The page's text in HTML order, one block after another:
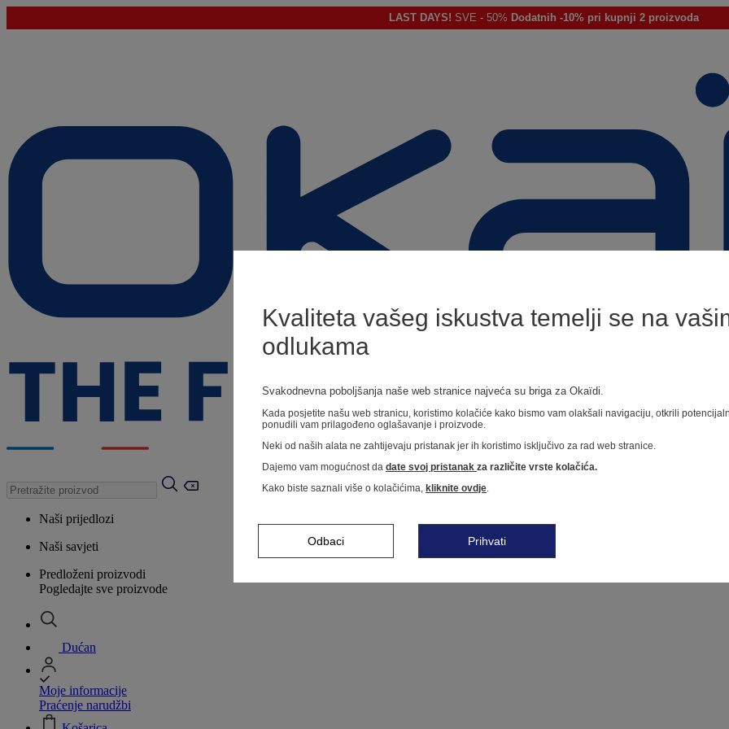
LAST DAYS! SVE - 50% Dodatnih -10% pri kupnji 2 proizvoda
Naši prijedlozi
Naši savjeti
Predloženi proizvodi
Pogledajte sve proizvode
Dućan
Moje informacije
Praćenje narudžbi
Kvaliteta vašeg iskustva temelji se na
odlukama
Svakodnevna poboljšanja naše web stranice najveća su briga za Okaïdi.
Kada posjetite našu web stranicu, koristimo kolačiće kako bismo vam olakšali navigaciju, otkrili
ponudili vam prilagođeno oglašavanje i proizvode.
Neki od naših alata ne zahtijevaju pristanak jer ih koristimo isključivo za rad web stranice.
Dajemo vam mogućnost da date svoj pristanak za različite vrste kolačića.
Kako biste saznali više o kolačićima, kliknite ovdje.
Odbaci Prihvati